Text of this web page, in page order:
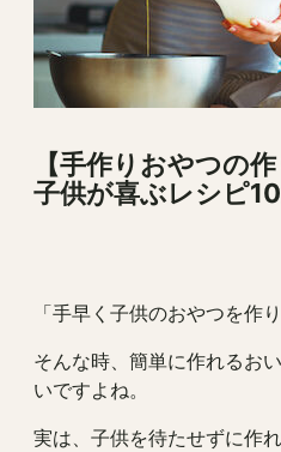
【手作りおやつの
子供が喜ぶレシピ
「手早く子供のおやつを作
そんな時、簡単に作れるお
いですよね。
実は、子供を待たせずに作